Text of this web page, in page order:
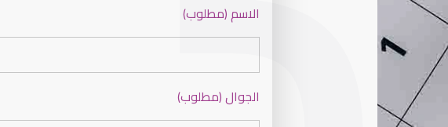
الاسم (مطلوب)
الجوال (مطلوب)